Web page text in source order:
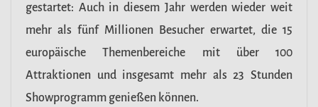
gestartet: Auch in diesem Jahr werden wieder weit
mehr als fünf Millionen Besucher erwartet, die 15
europäische Themenbereiche mit über 100
Attraktionen und insgesamt mehr als 23 Stunden
Showprogramm genießen können.